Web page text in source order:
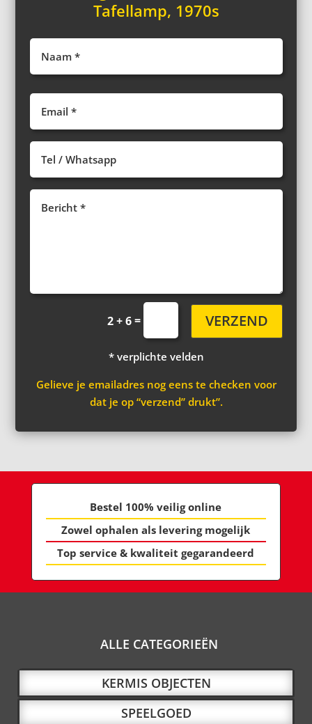
Tafellamp, 1970s
2 + 6= VERZEND
* verplichte velden
Gelieve je emailadres nog eens te checken voor
dat je op “verzend” drukt”.
Bestel 100% veilig online
Zowel ophalen als levering mogelijk
Top service & kwaliteit gegarandeerd
ALLE CATEGORIEËN
KERMIS OBJECTEN
SPEELGOED